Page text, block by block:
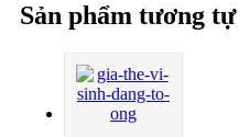
Sản phẩm tương tự